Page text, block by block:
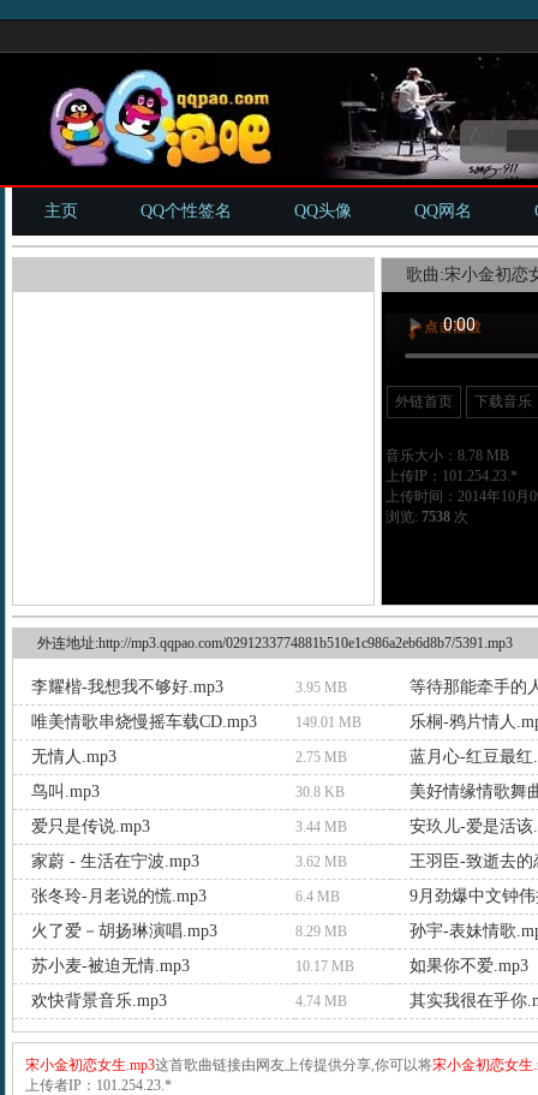
主页 QQ个性签名 QQ头像 QQ网名
歌曲:宋小金初恋
外链首页 下载音乐
音乐大小：8.78 MB
上传IP：101.254.23.*
上传时间：2014年10月
浏览: 7538次
外连地址:http://mp3.qqpao.com/0291233774881b510e1c986a2eb6d8b7/5391.mp3
李耀楷-我想我不够好.mp3 3.95 MB
等待那能牵手的
唯美情歌串烧慢摇车载CD.mp3
149.01 MB
乐桐-鸦片情人
无情人.mp3
2.75 MB
蓝月心-红豆最红
鸟叫.mp3
30.8 KB
美好情缘情歌舞
爱只是传说.mp3
3.44 MB
安玖儿-爱是活该
家蔚 - 生活在宁波.mp3
3.62 MB
王羽臣-致逝去的
张冬玲-月老说的慌.mp3
6.4 MB
9月劲爆中文钟伟
火了爱－胡扬琳演唱.mp3
8.29 MB
孙宇-表妹情歌
苏小麦-被迫无情.mp3
10.17 MB
如果你不爱.mp3
欢快背景音乐.mp3
4.74 MB 其实我很在乎你
宋小金初恋女生.mp3这首歌曲链接由网友上传提供分享,你可以将宋小金初恋女生
上传者IP：101.254.23.*